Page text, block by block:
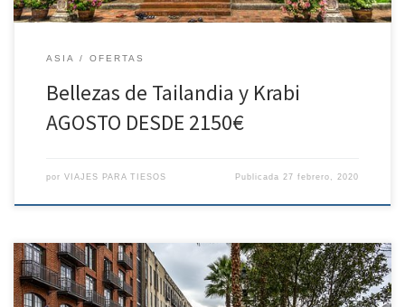
ASIA OFERTAS
Bellezas de Tailandia y Krabi
AGOSTO DESDE 2150€
por VIAJES PARA TIESOS Publicada 27 febrero, 2020